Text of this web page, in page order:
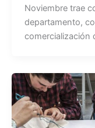
Noviembre trae
departamento,
comercialización